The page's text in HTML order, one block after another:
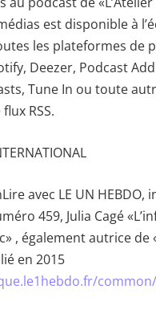
est disponible à
les plateformes de
Deezer, Podcast
Tune In ou toute
RSS.
avec LE UN HEBDO,
459, Julia Cagé
, également autrice de
en 2015